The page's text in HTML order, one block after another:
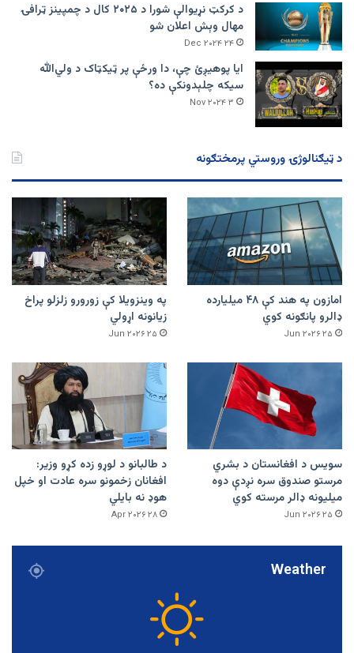
د کرکټ نړیوالې شورا د ۲۰۲۵ کال د چمپینز ټرافۍ
مهال وېش اعلان شو
۲۴ Dec ۲۰۲۴
ایا پوهیږئ چې، دا ورځې پر ټيکټاک د ولي‌الله
سیکه چلېدونکې ده؟
۳ Nov ۲۰۲۴
د ټیګنالوژۍ وروستي پرمختګونه
امازون په هند کې ۴۸ میلیارده
ډالرو پانګونه کوي
۲۵ Jun ۲۰۲۶
په وینزویلا کې زورورو زلزلو پراخ
زیانونه اړولي
۲۵ Jun ۲۰۲۶
سویس د افغانستان د بشري
مرستو صندوق سره نږدې دوه
میلیونه ډالر مرسته کوي
۲۵ Jun ۲۰۲۶
د طالبانو د لوړو زده کړو وزیر:
افغانان زخمونو سره عادت او خپل
هوډ نه بایلي
۲۸ Apr ۲۰۲۶
Weather